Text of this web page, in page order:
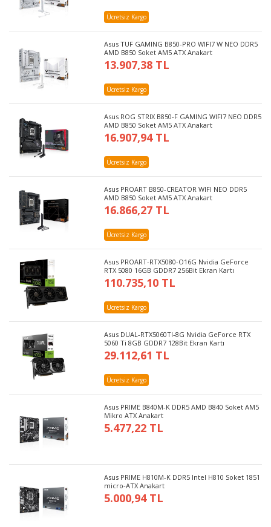
Ücretsiz Kargo
Asus TUF GAMING B850-PRO WIFI7 W NEO DDR5
AMD B850 Soket AM5 ATX Anakart
13.907,38 TL
Ücretsiz Kargo
Asus ROG STRIX B850-F GAMING WIFI7 NEO DDR5
AMD B850 Soket AM5 ATX Anakart
16.907,94 TL
Ücretsiz Kargo
Asus PROART B850-CREATOR WIFI NEO DDR5
AMD B850 Soket AM5 ATX Anakart
16.866,27 TL
Ücretsiz Kargo
Asus PROART-RTX5080-O16G Nvidia GeForce
RTX 5080 16GB GDDR7 256Bit Ekran Kartı
110.735,10 TL
Ücretsiz Kargo
Asus DUAL-RTX5060TI-8G Nvidia GeForce RTX
5060 Ti 8GB GDDR7 128Bit Ekran Kartı
29.112,61 TL
Ücretsiz Kargo
Asus PRIME B840M-K DDR5 AMD B840 Soket AM5
Mikro ATX Anakart
5.477,22 TL
Asus PRIME H810M-K DDR5 Intel H810 Soket 1851
micro-ATX Anakart
5.000,94 TL